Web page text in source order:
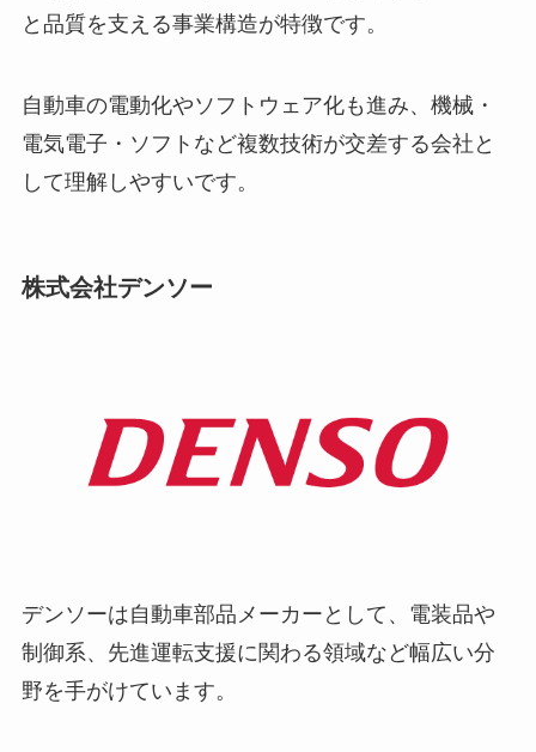
と品質を支える事業構造が特徴です。
自動車の電動化やソフトウェア化も進み、機械・
電気電子・ソフトなど複数技術が交差する会社と
して理解しやすいです。
株式会社デンソー
デンソーは自動車部品メーカーとして、電装品や
制御系、先進運転支援に関わる領域など幅広い分
野を手がけています。